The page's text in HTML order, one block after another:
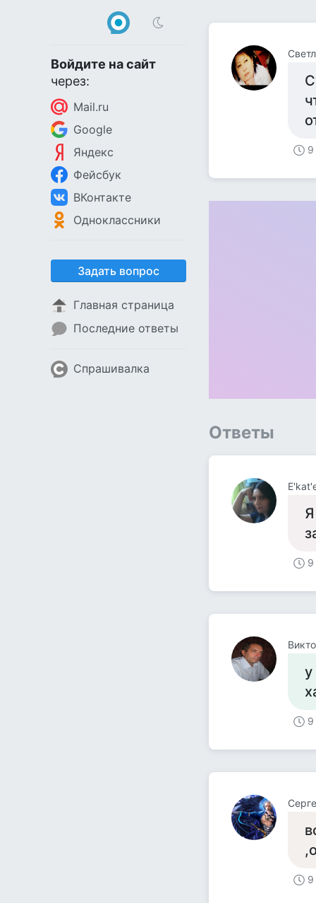
Войдите на сайт
через:
Mail.ru
Google
Яндекс
Фейсбук
ВКонтакте
Одноклассники
Задать вопрос
Главная страница
Последние ответы
Спрашивалка
9
Ответы
9
у
9
9